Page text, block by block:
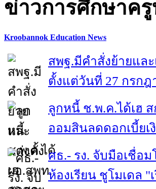
ข่าวการศึกษาค
Kroobannok Education News
สพฐ.มีคำสั่งย้ายแล
ตั้งแต่วันที่ 27 กรกฎ
ลูกหนี้ ช.พ.ค.ได้เฮ
ออมสินลดดอกเบี้ยเ
ศธ.- รง. จับมือเชื่อ
ห้องเรียน ชูโมเดล